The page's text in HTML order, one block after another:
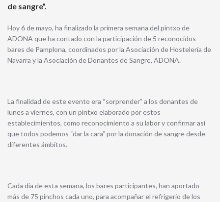
de sangre”.
Hoy 6 de mayo, ha finalizado la primera semana del pintxo de
ADONA que ha contado con la participación de 5 reconocidos
bares de Pamplona, coordinados por la Asociación de Hostelería de
Navarra y la Asociación de Donantes de Sangre, ADONA.
La finalidad de este evento era “sorprender” a los donantes de
lunes a viernes, con un pintxo elaborado por estos
establecimientos, como reconocimiento a su labor y confirmar así
que todos podemos “dar la cara” por la donación de sangre desde
diferentes ámbitos.
Cada día de esta semana, los bares participantes, han aportado
más de 75 pinchos cada uno, para acompañar el refrigerio de los